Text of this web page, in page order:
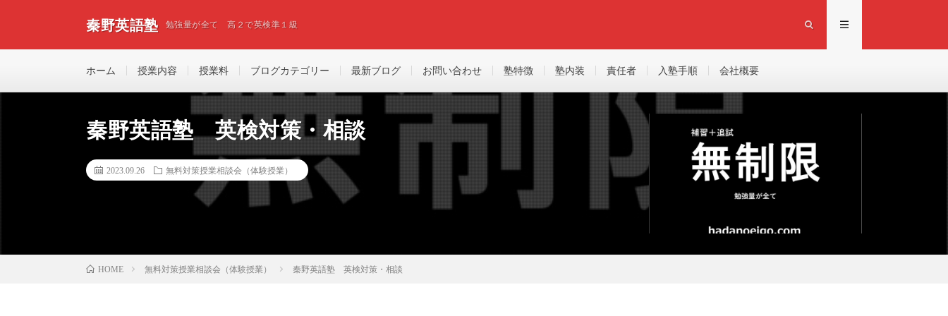
秦野英語塾 勉強量が全て 高２で英検準１級
ホーム 授業内容 授業料 ブログカテゴリー 最新ブログ お問い合わせ 塾特徴 塾内装 責任者 入塾手順 会社概要
秦野英語塾 英検対策・相談
2023.09.26 無料対策授業相談会（体験授業）
HOME 無料対策授業相談会（体験授業） 秦野英語塾 英検対策・相談